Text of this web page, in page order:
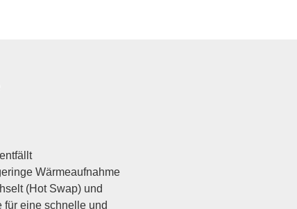
Wärmeaufnahme
(Hot Swap) und
für eine schnelle und